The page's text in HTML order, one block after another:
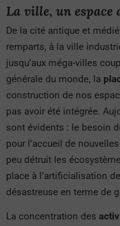
La ville, un
De la cité antique et
remparts, à la ville
jusqu’aux méga-villes
générale du monde, la
construction de nos
pas avoir été intégrée.
sont évidents : le besoin
pour l’accueil de
peu détruit les
place à l’artificialisation
désastreuse en terme de
La concentration des